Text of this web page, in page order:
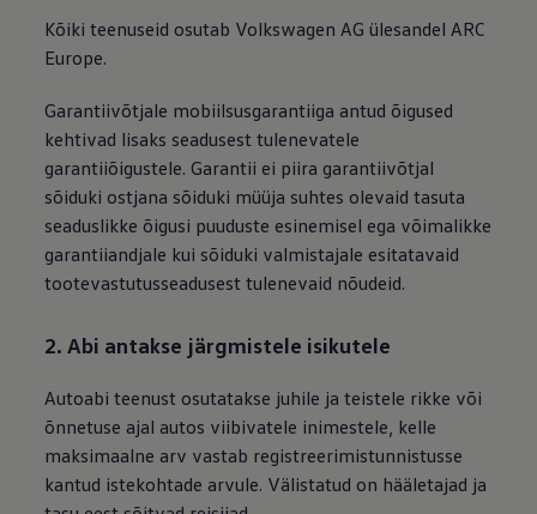
Kõiki teenuseid osutab Volkswagen AG ülesandel ARC
Europe.
Garantiivõtjale mobiilsusgarantiiga antud õigused
kehtivad lisaks seadusest tulenevatele
garantiiõigustele. Garantii ei piira garantiivõtjal
sõiduki ostjana sõiduki müüja suhtes olevaid tasuta
seaduslikke õigusi puuduste esinemisel ega võimalikke
garantiiandjale kui sõiduki valmistajale esitatavaid
tootevastutusseadusest tulenevaid nõudeid.
2. Abi antakse järgmistele isikutele
Autoabi teenust osutatakse juhile ja teistele rikke või
õnnetuse ajal autos viibivatele inimestele, kelle
maksimaalne arv vastab registreerimistunnistusse
kantud istekohtade arvule. Välistatud on hääletajad ja